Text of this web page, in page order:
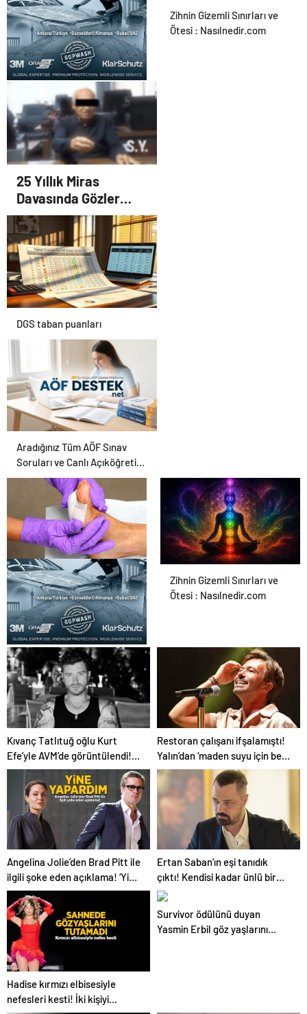
Ortopodoloji İle Diyabetik
Ayak Yarası Tedavisi
Zihnin Gizemli Sınırları ve
Ötesi : Nasılnedir.com
UETDS Nedir ? Uetds.com
İle Akıllı Dijital Taşımacılık
Yazılımı
25 Yıllık Miras
Davasında Gözler
Temmuz Ayındaki
Karar Duruşmasına
Çevrildi
DGS taban puanları
Aradığınız Tüm AÖF Sınav
Soruları ve Canlı Açıköğretim
Forumu Burada
Ortopodoloji İle Diyabetik
Ayak Yarası Tedavisi
Zihnin Gizemli Sınırları ve
Ötesi : Nasılnedir.com
UETDS Nedir ? Uetds.com
İle Akıllı Dijital Taşımacılık
Yazılımı
Kıvanç Tatlıtuğ oğlu Kurt
Efe’yle AVM’de görüntülendi!
“Birlikte geçirdiğimi her an..”
Restoran çalışanı ifşalamıştı!
Yalın’dan ‘maden suyu için beni
ağlattı’ iddialarına yanıt geldi:
Eğer istemeden birini
kırmışsam…
Angelina Jolie’den Brad Pitt ile
ilgili şoke eden açıklama! ‘Yine
yapardım’
Ertan Saban’ın eşi tanıdık
çıktı! Kendisi kadar ünlü bir
oyuncuymuş
Hadise kırmızı elbisesiyle
nefesleri kesti! İki kişiyi
Survivor ödülünü duyan
Yasmin Erbil göz yaşlarını